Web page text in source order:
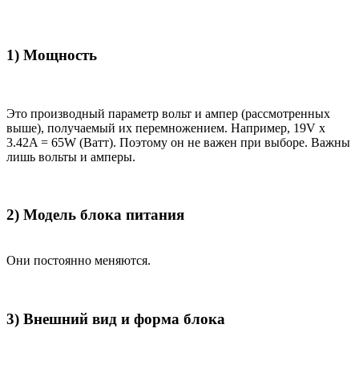
1) Мощность
Это производный параметр вольт и ампер (рассмотренных
выше), получаемый их перемножением. Например, 19V x
3.42A = 65W (Ватт). Поэтому он не важен при выборе. Важны
лишь вольты и амперы.
2) Модель блока питания
Они постоянно меняются.
3) Внешний вид и форма блока